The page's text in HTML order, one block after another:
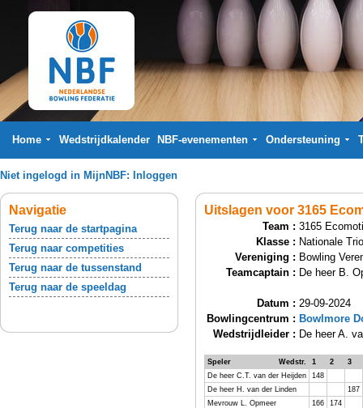
Home Wedstrijdkalender NBF-evenementen Ondersteuning
Niet ingelogd in MijnNBF: Inloggen
Navigatie
Terug naar de startpagina
Terug naar competities
Terug naar de tussenstand
Terug naar de speeldag
Uitslagen voor 3165
Team : 3165
Klasse : Nationale
Vereniging : Bowling
Teamcaptain : De heer B.
Datum : 29-09-2024
Bowlingcentrum : Bowlmore
Wedstrijdleider : De heer A.
Speler Wedstr. 1 2
3
De heer C.T. van der Heijden
148
De heer H. van der Linden
187
Mevrouw L. Opmeer
166
174